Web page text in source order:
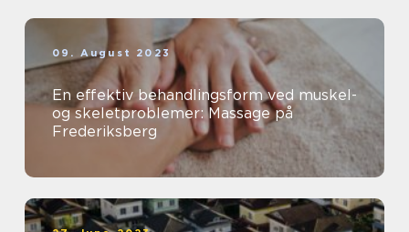
09. August 2023
En effektiv behandlingsform ved muskel-
og skeletproblemer: Massage på
Frederiksberg